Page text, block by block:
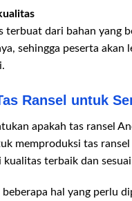
terbuat dari bahan yang
sehingga peserta akan
Ransel untuk
apakah tas ransel
memproduksi tas
kualitas terbaik dan
beberapa hal yang perlu